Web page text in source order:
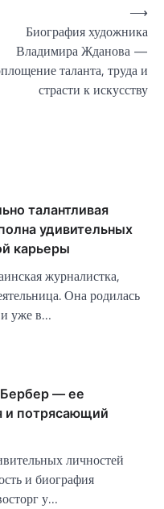
Биография художника
Владимира Жданова —
таланта, труда и
страсти к искусству
⟶
талантливая
удивительных
карьеры
журналистка,
Она родилась
уже в…
Бербер — ее
и потрясающий
личностей
и биография
у…